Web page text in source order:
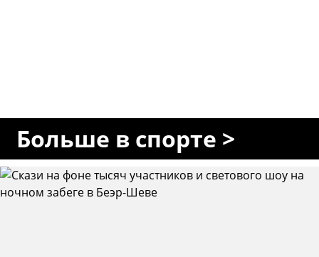
Больше в спорте >